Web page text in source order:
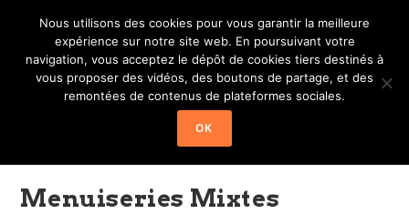
TÉL: 03 82 20 60 30 EMAIL: OKNOFEN@OKNOFEN.LU
Menu
Menuiseries Mixtes
Nous utilisons des cookies pour vous garantir la meilleure
expérience sur notre site web. En poursuivant votre
navigation, vous acceptez le dépôt de cookies tiers destinés à
vous proposer des vidéos, des boutons de partage, et des
remontées de contenus de plateformes sociales.
OK